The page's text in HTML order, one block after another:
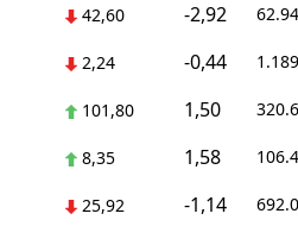
42,60 -2,92
2,24 -0,44
101,80 1,50
8,35 1,58
25,92 -1,14